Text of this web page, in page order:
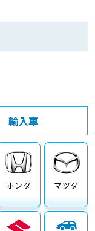
ホンダ マツダ
輸入車